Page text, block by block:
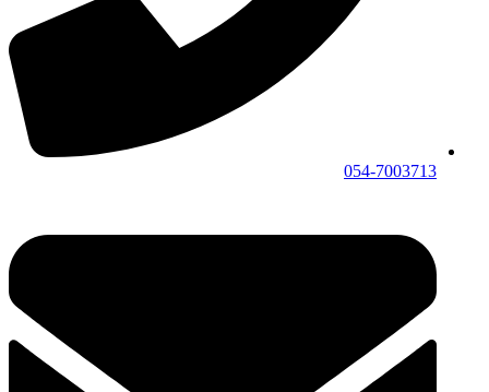
054-7003713